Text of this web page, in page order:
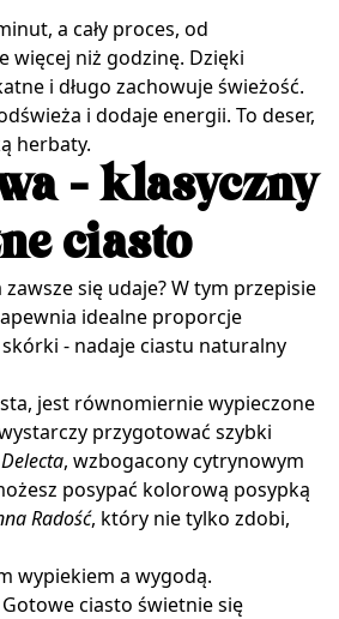
a cały proces, od
więcej niż godzinę. Dzięki
i długo zachowuje świeżość.
i dodaje energii. To deser,
herbaty.
- klasyczny
ciasto
się udaje? W tym przepisie
idealne proporcje
- nadaje ciastu naturalny
jest równomiernie wypieczone
przygotować szybki
, wzbogacony cytrynowym
posypać kolorową posypką
Radość, który nie tylko zdobi,
wypiekiem a wygodą.
ciasto świetnie się